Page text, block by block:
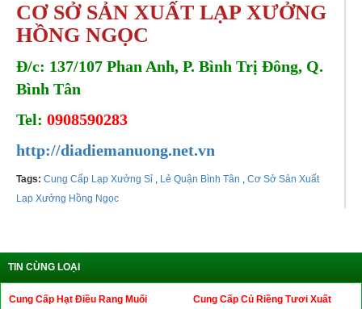
CƠ SỞ SẢN XUẤT LẠP XƯỞNG
HỒNG NGỌC
Đ/c: 137/107 Phan Anh, P. Bình Trị Đông, Q.
Bình Tân
Tel: 0908590283
http://diadiemanuong.net.vn
Tags: Cung Cấp Lạp Xưởng Sỉ , Lẻ Quận Bình Tân , Cơ Sở Sản Xuất
Lạp Xưởng Hồng Ngọc
TIN CÙNG LOẠI
Cung Cấp Hạt Điều Rang Muối
Cung Cấp Củ Riềng Tươi Xuất